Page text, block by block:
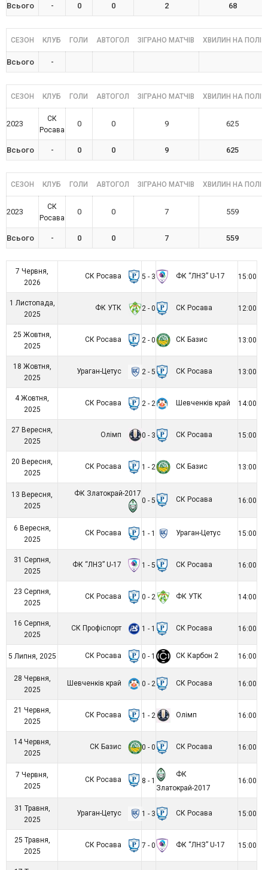
Всього - 0 0 2 68
СЕЗОН КЛУБ ГОЛИ АВТОГОЛ ЗІГРАНО МАТЧІВ ХВИЛИН НА ПОЛІ
Всього -
СЕЗОН КЛУБ ГОЛИ АВТОГОЛ ЗІГРАНО МАТЧІВ ХВИЛИН НА ПОЛІ
2023
СК
Росава
0 0 9 625
Всього - 0 0 9 625
СЕЗОН КЛУБ ГОЛИ АВТОГОЛ ЗІГРАНО МАТЧІВ ХВИЛИН НА ПОЛІ
2023
СК
Росава
0 0 7 559
Всього - 0 0 7 559
7 Червня,
2026
СК Росава 5 - 3 ФК “ЛНЗ” U-17 15:00
1 Листопада,
2025
ФК УТК 2 - 0 СК Росава 12:00
25 Жовтня,
2025
СК Росава 2 - 0 СК Базис 13:00
18 Жовтня,
2025
Ураган-Цетус 2 - 5 СК Росава 13:00
4 Жовтня,
2025
СК Росава 2 - 2 Шевченків край 14:00
27 Вересня,
2025
Олімп 0 - 3 СК Росава 15:00
20 Вересня,
2025
СК Росава 1 - 2 СК Базис 13:00
13 Вересня,
2025
ФК Златокрай-2017
0 - 5
СК Росава 16:00
6 Вересня,
2025
СК Росава 1 - 1 Ураган-Цетус 15:00
31 Серпня,
2025
ФК “ЛНЗ” U-17 1 - 5 СК Росава 16:00
23 Серпня,
2025
СК Росава 0 - 2 ФК УТК 14:00
16 Серпня,
2025
СК Профіспорт 1 - 1 СК Росава 16:00
5 Липня, 2025 СК Росава 0 - 1 СК Карбон 2 16:00
28 Червня,
2025
Шевченків край 0 - 2 СК Росава 16:00
21 Червня,
2025
СК Росава 1 - 2 Олімп 16:00
14 Червня,
2025
СК Базис 0 - 0 СК Росава 16:00
7 Червня,
2025
СК Росава 8 - 1
ФК
Златокрай-2017
16:00
31 Травня,
2025
Ураган-Цетус 1 - 3 СК Росава 15:00
25 Травня,
2025
СК Росава 7 - 0 ФК “ЛНЗ” U-17 15:00